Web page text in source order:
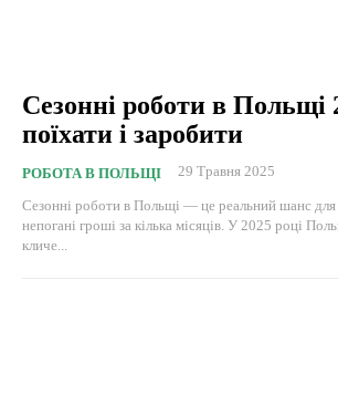
Сезонні роботи в Польщі
поїхати і заробити
РОБОТА В ПОЛЬЩІ 29 Травня 2025
Сезонні роботи в Польщі — це реальний шанс для
непогані гроші за кілька місяців. У 2025 році
кличе...